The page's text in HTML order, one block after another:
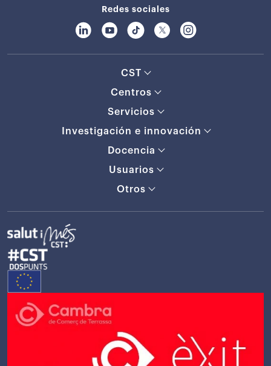
Redes sociales
CST
Centros
Servicios
Investigación e innovación
Docencia
Usuarios
Otros